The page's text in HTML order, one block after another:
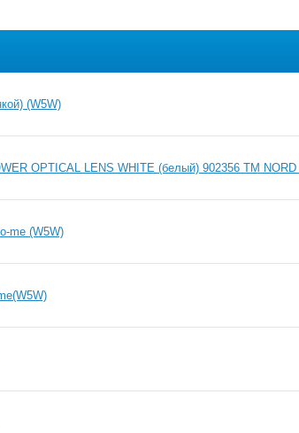
(W5W)
OPTICAL LENS WHITE (белый) 902356 TM NORD
me (W5W)